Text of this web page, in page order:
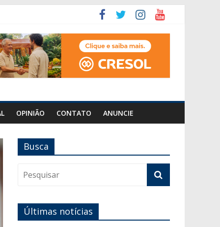
OPINIÃO CONTATO ANUNCIE
Busca
Últimas notícias